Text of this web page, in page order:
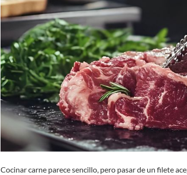
Cocinar carne parece sencillo, pero pasar de un filete